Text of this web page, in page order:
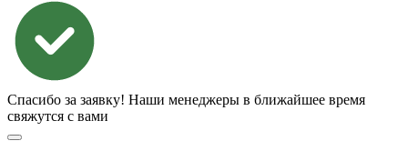
Спасибо за заявку! Наши менеджеры в ближайшее время
свяжутся с вами